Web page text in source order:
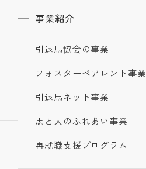
事業紹介
引退馬協会の事業
フォスターペアレント事業
引退馬ネット事業
馬と人のふれあい事業
再就職支援プログラム